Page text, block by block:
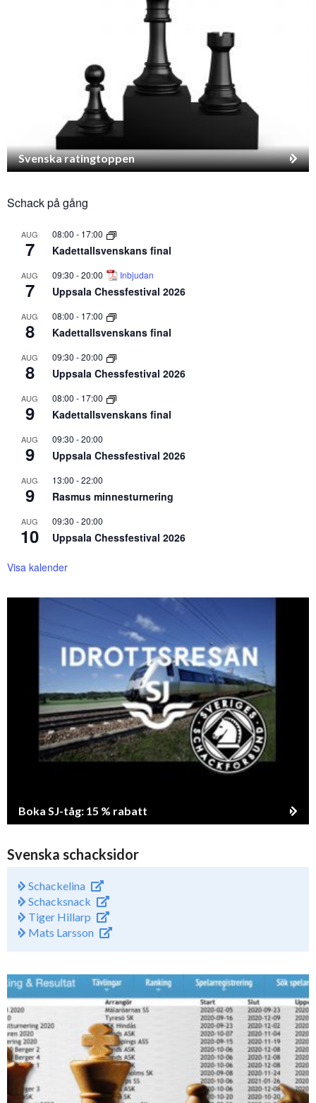
Svenska ratingtoppen
Schack på gång
AUG
7
08:00 - 17:00
Kadettallsvenskans final
AUG
7
09:30 -20:00 Inbjudan
Uppsala Chessfestival 2026
AUG
8
08:00 - 17:00
Kadettallsvenskans final
AUG
8
09:30 -20:00
Uppsala Chessfestival 2026
AUG
9
08:00 - 17:00
Kadettallsvenskans final
AUG
9
09:30 -20:00
Uppsala Chessfestival 2026
AUG
9
13:00 -22:00
Rasmus minnesturnering
AUG
10
09:30 -20:00
Uppsala Chessfestival 2026
Visa kalender
Boka SJ-tåg: 15 % rabatt
Svenska schacksidor
Schackelina
Schacksnack
Tiger Hillarp
Mats Larsson